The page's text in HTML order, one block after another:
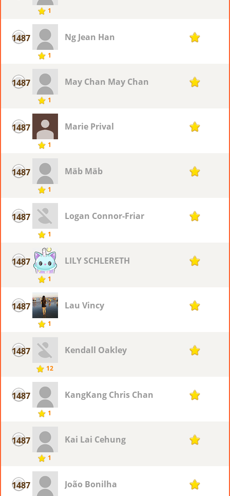
1
1487
1
Ng Jean Han 1
1487
1
May Chan May Chan 1
1487
1
Marie Prival 1
1487
1
Mäb Mäb 1
1487
1
Logan Connor-Friar 1
1487
1
LILY SCHLERETH 1
1487
1
Lau Vincy 1
1487
12
Kendall Oakley 1
1487
1
KangKang Chris Chan 1
1487
1
Kai Lai Cehung 1
1487 João Bonilha 1